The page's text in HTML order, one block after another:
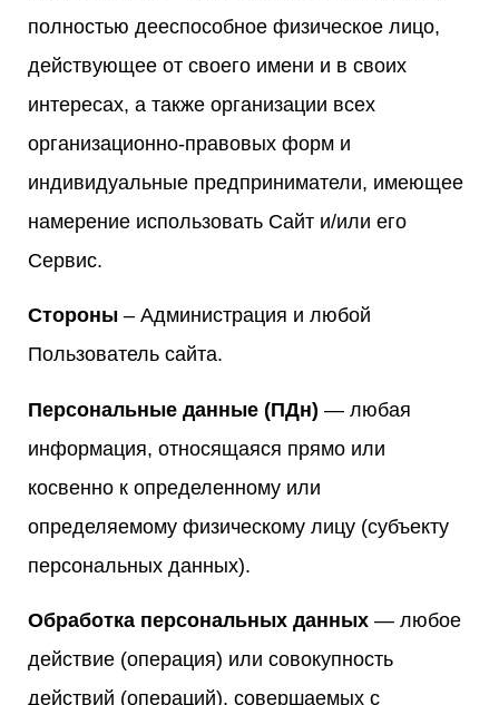
полностью дееспособное физическое лицо,
действующее от своего имени и в своих
интересах, а также организации всех
организационно-правовых форм и
индивидуальные предприниматели, имеющее
намерение использовать Сайт и/или его
Сервис.
Стороны – Администрация и любой
Пользователь сайта.
Персональные данные (ПДн) — любая
информация, относящаяся прямо или
косвенно к определенному или
определяемому физическому лицу (субъекту
персональных данных).
Обработка персональных данных — любое
действие (операция) или совокупность
действий (операций), совершаемых с